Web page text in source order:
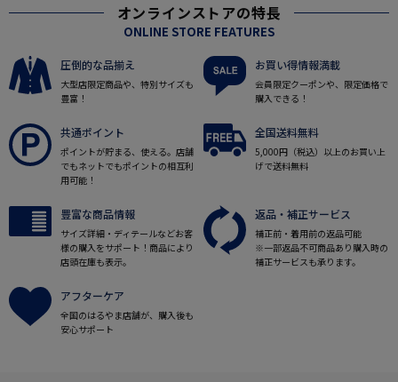
オンラインストアの特長
ONLINE STORE FEATURES
圧倒的な品揃え
大型店限定商品や、特別サイズも
豊富！
お買い得情報満載
会員限定クーポンや、限定価格で
購入できる！
共通ポイント
ポイントが貯まる、使える。店舗
でもネットでもポイントの相互利
用可能！
全国送料無料
5,000円（税込）以上のお買い上
げで送料無料
豊富な商品情報
サイズ詳細・ディテールなどお客
様の購入をサポート！商品により
店頭在庫も表示。
返品・補正サービス
補正前・着用前の返品可能
※一部返品不可商品あり購入時の
補正サービスも承ります。
アフターケア
全国のはるやま店舗が、購入後も
安心サポート